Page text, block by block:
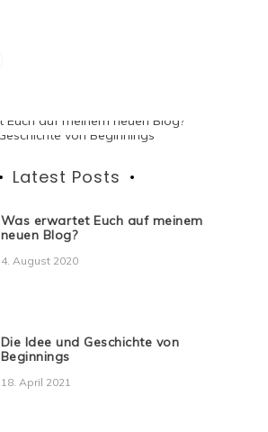
Latest Posts
Was erwartet Euch auf meinem
neuen Blog?
4. August 2020
Die Idee und Geschichte von
Beginnings
18. April 2021